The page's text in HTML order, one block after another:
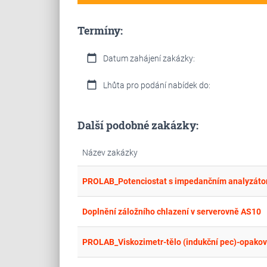
Termíny:
calendar_today Datum zahájení zakázky:
calendar_today Lhůta pro podání nabídek do:
Další podobné zakázky:
Název zakázky
PROLAB_Potenciostat s impedančním
Doplnění záložního chlazení v serverovně AS10
PROLAB_Viskozimetr-tělo (indukční pec)-